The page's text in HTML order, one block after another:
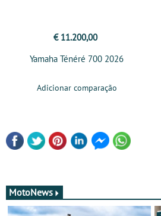
€ 11.200,00
Yamaha Ténéré 700 2026
Adicionar comparação
MotoNews